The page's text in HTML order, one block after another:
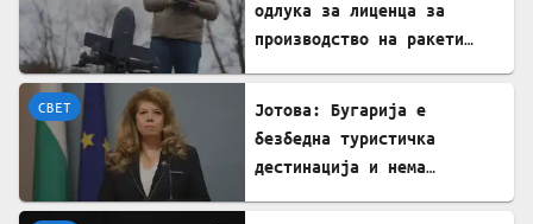
одлука за лиценца за
производство на ракети
СВЕТ
Јотова: Бугарија е
безбедна туристичка
дестинација и нема